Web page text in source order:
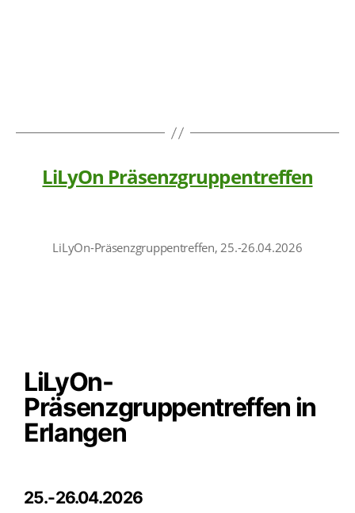
LiLyOn Präsenzgruppentreffen
LiLyOn-Präsenzgruppentreffen, 25.-26.04.2026
LiLyOn-
Präsenzgruppentreffen in
Erlangen
25.-26.04.2026